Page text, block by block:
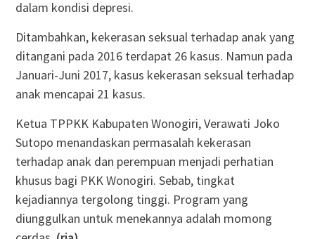
dalam kondisi depresi.
Ditambahkan, kekerasan seksual terhadap anak yang
ditangani pada 2016 terdapat 26 kasus. Namun pada
Januari-Juni 2017, kasus kekerasan seksual terhadap
anak mencapai 21 kasus.
Ketua TPPKK Kabupaten Wonogiri, Verawati Joko
Sutopo menandaskan permasalah kekerasan
terhadap anak dan perempuan menjadi perhatian
khusus bagi PKK Wonogiri. Sebab, tingkat
kejadiannya tergolong tinggi. Program yang
diunggulkan untuk menekannya adalah momong